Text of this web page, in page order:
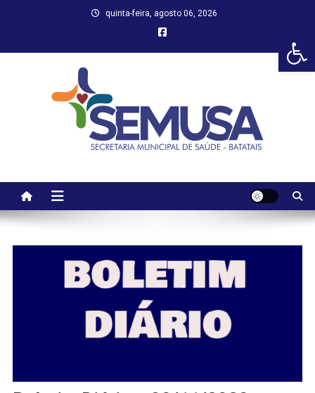
quinta-feira, agosto 06, 2026